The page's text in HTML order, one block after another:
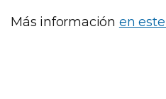
Más información en